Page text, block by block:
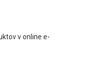
v online e-